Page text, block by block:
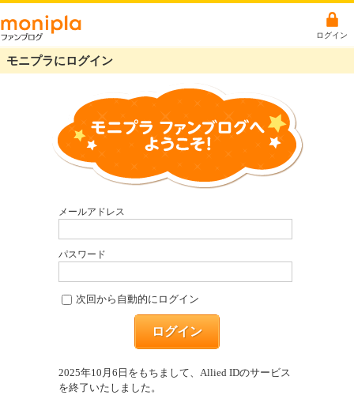
ログイン
モニプラにログイン
メールアドレス
パスワード
次回から自動的にログイン
ログイン
2025年10月6日をもちまして、Allied IDのサービス
を終了いたしました。